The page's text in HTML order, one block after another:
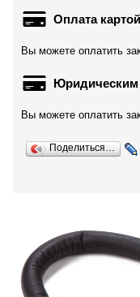
Оплата картой
Вы можете оплатить
Вы можете оплатить
Поделиться…